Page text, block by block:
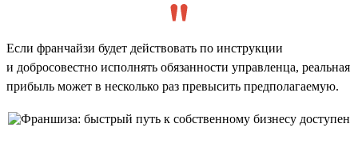
Если франчайзи будет действовать по инструкции
и добросовестно исполнять обязанности управленца, реальная
прибыль может в несколько раз превысить предполагаемую.